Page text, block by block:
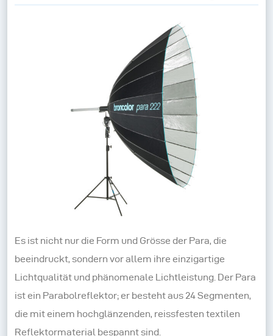
Es ist nicht nur die Form und Grösse der Para, die
beeindruckt, sondern vor allem ihre einzigartige
Lichtqualität und phänomenale Lichtleistung. Der Para
ist ein Parabolreflektor; er besteht aus 24 Segmenten,
die mit einem hochglänzenden, reissfesten textilen
Reflektormaterial bespannt sind.